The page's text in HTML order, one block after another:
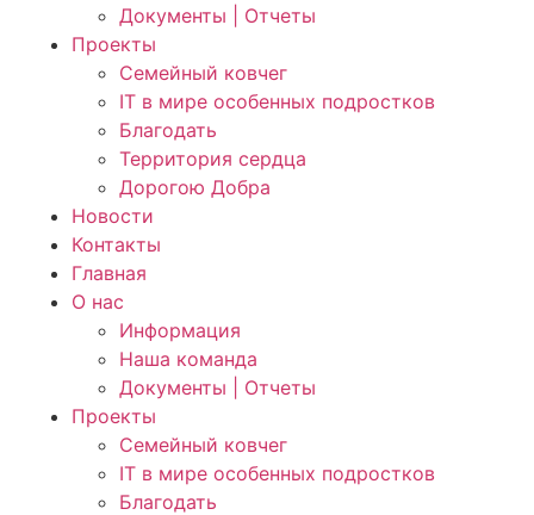
Документы | Отчеты
Проекты
Семейный ковчег
IT в мире особенных подростков
Благодать
Территория сердца
Дорогою Добра
Новости
Контакты
Главная
О нас
Информация
Наша команда
Документы | Отчеты
Проекты
Семейный ковчег
IT в мире особенных подростков
Благодать